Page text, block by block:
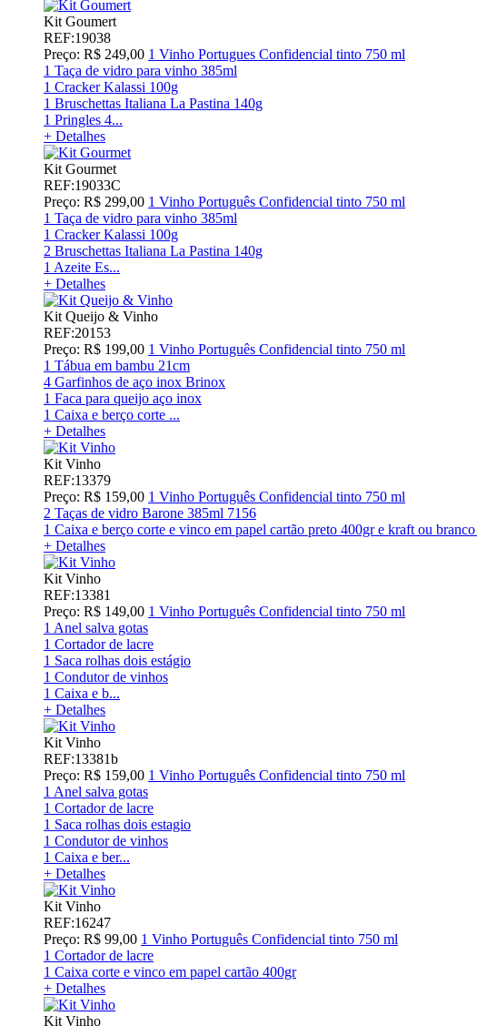
Kit Goumert
REF:19038
Preço: R$ 249,00 1 Vinho Portugues Confidencial tinto 750 ml
1 Taça de vidro para vinho 385ml
1 Cracker Kalassi 100g
1 Bruschettas Italiana La Pastina 140g
1 Pringles 4...
+ Detalhes
Kit Gourmet
REF:19033C
Preço: R$ 299,00 1 Vinho Português Confidencial tinto 750 ml
1 Taça de vidro para vinho 385ml
1 Cracker Kalassi 100g
2 Bruschettas Italiana La Pastina 140g
1 Azeite Es...
+ Detalhes
Kit Queijo & Vinho
REF:20153
Preço: R$ 199,00 1 Vinho Português Confidencial tinto 750 ml
1 Tábua em bambu 21cm
4 Garfinhos de aço inox Brinox
1 Faca para queijo aço inox
1 Caixa e berço corte ...
+ Detalhes
Kit Vinho
REF:13379
Preço: R$ 159,00 1 Vinho Português Confidencial tinto 750 ml
2 Taças de vidro Barone 385ml 7156
1 Caixa e berço corte e vinco em papel cartão preto 400gr e kraft ou
+ Detalhes
Kit Vinho
REF:13381
Preço: R$ 149,00 1 Vinho Português Confidencial tinto 750 ml
1 Anel salva gotas
1 Cortador de lacre
1 Saca rolhas dois estágio
1 Condutor de vinhos
1 Caixa e b...
+ Detalhes
Kit Vinho
REF:13381b
Preço: R$ 159,00 1 Vinho Português Confidencial tinto 750 ml
1 Anel salva gotas
1 Cortador de lacre
1 Saca rolhas dois estagio
1 Condutor de vinhos
1 Caixa e ber...
+ Detalhes
Kit Vinho
REF:16247
Preço: R$ 99,00 1 Vinho Português Confidencial tinto 750 ml
1 Cortador de lacre
1 Caixa corte e vinco em papel cartão 400gr
+ Detalhes
Kit Vinho